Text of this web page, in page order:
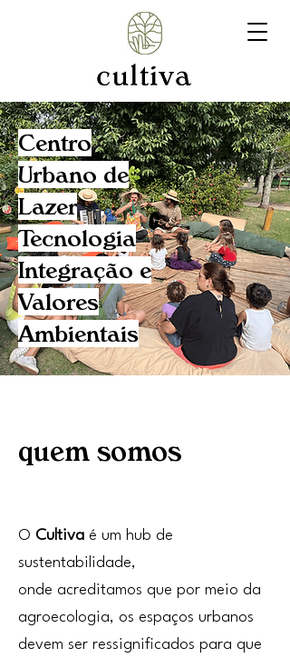
Centro
Urbano de
Lazer
Tecnologia
Integração e
Valores
Ambientais
quem somos
O Cultiva é um hub de
sustentabilidade,
onde acreditamos que por meio da
agroecologia, os espaços urbanos
devem ser ressignificados para que